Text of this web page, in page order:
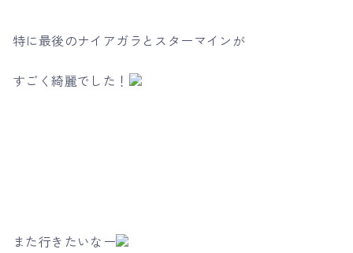
特に最後のナイアガラとスターマインが
すごく綺麗でした！
また行きたいなー